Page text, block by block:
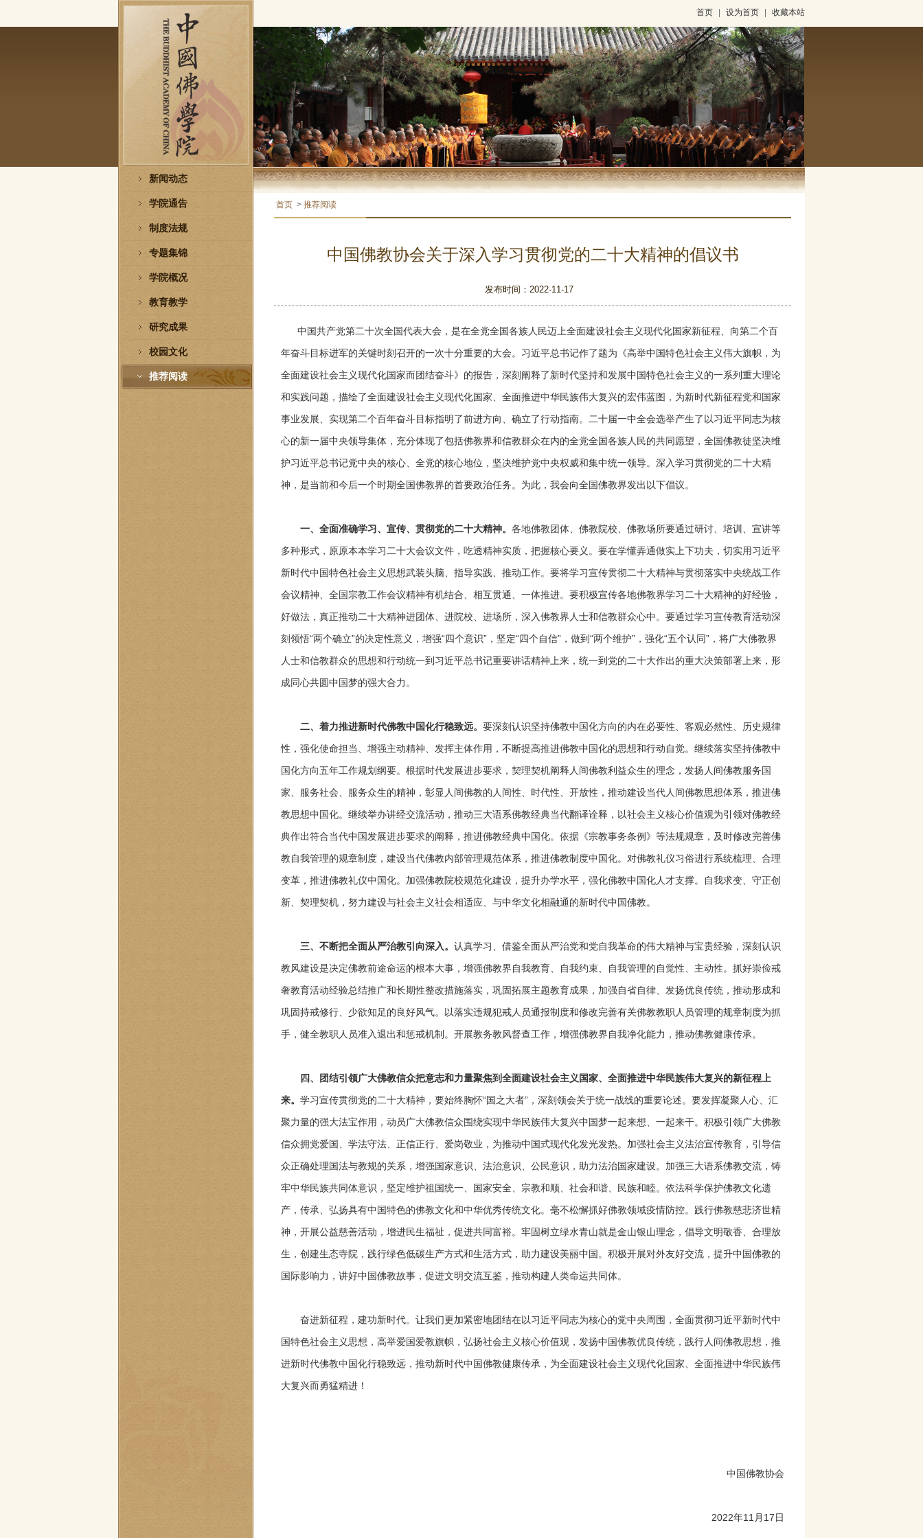
首页 设为首页 收藏本站
新闻动态
学院通告
制度法规
专题集锦
学院概况
教育教学
研究成果
校园文化
推荐阅读
首页 > 推荐阅读
中国佛教协会关于深入学习贯彻党的二十大精神的倡议书
发布时间：2022-11-17
中国共产党第二十次全国代表大会，是在全党全国各族人民迈上全面建设社会主义现代化国家新征程、向第二个百
年奋斗目标进军的关键时刻召开的一次十分重要的大会。习近平总书记作了题为《高举中国特色社会主义伟大旗帜，为
全面建设社会主义现代化国家而团结奋斗》的报告，深刻阐释了新时代坚持和发展中国特色社会主义的一系列重大理论
和实践问题，描绘了全面建设社会主义现代化国家、全面推进中华民族伟大复兴的宏伟蓝图，为新时代新征程党和国家
事业发展、实现第二个百年奋斗目标指明了前进方向、确立了行动指南。二十届一中全会选举产生了以习近平同志为核
心的新一届中央领导集体，充分体现了包括佛教界和信教群众在内的全党全国各族人民的共同愿望，全国佛教徒坚决维
护习近平总书记党中央的核心、全党的核心地位，坚决维护党中央权威和集中统一领导。深入学习贯彻党的二十大精
神，是当前和今后一个时期全国佛教界的首要政治任务。为此，我会向全国佛教界发出以下倡议。
一、全面准确学习、宣传、贯彻党的二十大精神。 各地佛教团体、佛教院校、佛教场所要通过研讨、培训、宣讲等
多种形式，原原本本学习二十大会议文件，吃透精神实质，把握核心要义。要在学懂弄通做实上下功夫，切实用习近平
新时代中国特色社会主义思想武装头脑、指导实践、推动工作。要将学习宣传贯彻二十大精神与贯彻落实中央统战工作
会议精神、全国宗教工作会议精神有机结合、相互贯通、一体推进。要积极宣传各地佛教界学习二十大精神的好经验，
好做法，真正推动二十大精神进团体、进院校、进场所，深入佛教界人士和信教群众心中。要通过学习宣传教育活动深
刻领悟“两个确立”的决定性意义，增强“四个意识”，坚定“四个自信”，做到“两个维护”，强化“五个认同”，将广大佛教界
人士和信教群众的思想和行动统一到习近平总书记重要讲话精神上来，统一到党的二十大作出的重大决策部署上来，形
成同心共圆中国梦的强大合力。
二、着力推进新时代佛教中国化行稳致远。 要深刻认识坚持佛教中国化方向的内在必要性、客观必然性、历史规律
性，强化使命担当、增强主动精神、发挥主体作用，不断提高推进佛教中国化的思想和行动自觉。继续落实坚持佛教中
国化方向五年工作规划纲要。根据时代发展进步要求，契理契机阐释人间佛教利益众生的理念，发扬人间佛教服务国
家、服务社会、服务众生的精神，彰显人间佛教的人间性、时代性、开放性，推动建设当代人间佛教思想体系，推进佛
教思想中国化。继续举办讲经交流活动，推动三大语系佛教经典当代翻译诠释，以社会主义核心价值观为引领对佛教经
典作出符合当代中国发展进步要求的阐释，推进佛教经典中国化。依据《宗教事务条例》等法规规章，及时修改完善佛
教自我管理的规章制度，建设当代佛教内部管理规范体系，推进佛教制度中国化。对佛教礼仪习俗进行系统梳理、合理
变革，推进佛教礼仪中国化。加强佛教院校规范化建设，提升办学水平，强化佛教中国化人才支撑。自我求变、守正创
新、契理契机，努力建设与社会主义社会相适应、与中华文化相融通的新时代中国佛教。
三、不断把全面从严治教引向深入。 认真学习、借鉴全面从严治党和党自我革命的伟大精神与宝贵经验，深刻认识
教风建设是决定佛教前途命运的根本大事，增强佛教界自我教育、自我约束、自我管理的自觉性、主动性。抓好崇俭戒
奢教育活动经验总结推广和长期性整改措施落实，巩固拓展主题教育成果，加强自省自律、发扬优良传统，推动形成和
巩固持戒修行、少欲知足的良好风气。以落实违规犯戒人员通报制度和修改完善有关佛教教职人员管理的规章制度为抓
手，健全教职人员准入退出和惩戒机制。开展教务教风督查工作，增强佛教界自我净化能力，推动佛教健康传承。
四、团结引领广大佛教信众把意志和力量聚焦到全面建设社会主义国家、全面推进中华民族伟大复兴的新征程上
来。 学习宣传贯彻党的二十大精神，要始终胸怀“国之大者”，深刻领会关于统一战线的重要论述。要发挥凝聚人心、汇
聚力量的强大法宝作用，动员广大佛教信众围绕实现中华民族伟大复兴中国梦一起来想、一起来干。积极引领广大佛教
信众拥党爱国、学法守法、正信正行、爱岗敬业，为推动中国式现代化发光发热。加强社会主义法治宣传教育，引导信
众正确处理国法与教规的关系，增强国家意识、法治意识、公民意识，助力法治国家建设。加强三大语系佛教交流，铸
牢中华民族共同体意识，坚定维护祖国统一、国家安全、宗教和顺、社会和谐、民族和睦。依法科学保护佛教文化遗
产，传承、弘扬具有中国特色的佛教文化和中华优秀传统文化。毫不松懈抓好佛教领域疫情防控。践行佛教慈悲济世精
神，开展公益慈善活动，增进民生福祉，促进共同富裕。牢固树立绿水青山就是金山银山理念，倡导文明敬香、合理放
生，创建生态寺院，践行绿色低碳生产方式和生活方式，助力建设美丽中国。积极开展对外友好交流，提升中国佛教的
国际影响力，讲好中国佛教故事，促进文明交流互鉴，推动构建人类命运共同体。
奋进新征程，建功新时代。让我们更加紧密地团结在以习近平同志为核心的党中央周围，全面贯彻习近平新时代中
国特色社会主义思想，高举爱国爱教旗帜，弘扬社会主义核心价值观，发扬中国佛教优良传统，践行人间佛教思想，推
进新时代佛教中国化行稳致远，推动新时代中国佛教健康传承，为全面建设社会主义现代化国家、全面推进中华民族伟
大复兴而勇猛精进！
中国佛教协会
2022年11月17日